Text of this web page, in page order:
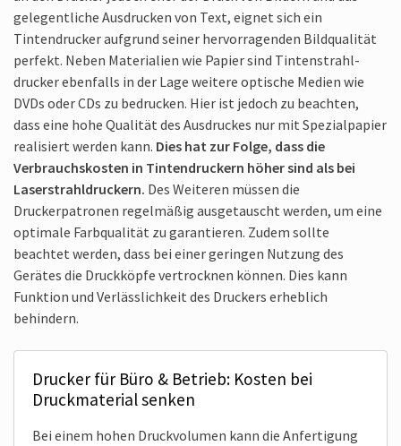
gelegentliche Ausdrucken von Text, eignet sich ein
Tintendrucker aufgrund seiner hervorragenden Bildqualität
perfekt. Neben Materialien wie Papier sind Tintenstrahl­
drucker ebenfalls in der Lage weitere optische Medien wie
DVDs oder CDs zu bedrucken. Hier ist jedoch zu beachten,
dass eine hohe Qualität des Ausdruckes nur mit Spezialpapier
realisiert werden kann. Dies hat zur Folge, dass die
Verbrauchs­kosten in Tintendruckern höher sind als bei
Laserstrahldruckern. Des Weiteren müssen die
Druckerpatronen regelmäßig ausgetauscht werden, um eine
optimale Farbqualität zu garantieren. Zudem sollte
beachtet werden, dass bei einer geringen Nutzung des
Gerätes die Druckköpfe vertrocknen können. Dies kann
Funktion und Verlässlichkeit des Druckers erheblich
behindern.
Drucker für Büro & Betrieb: Kosten bei
Druckmaterial senken
Bei einem hohen Druckvolumen kann die Anfertigung